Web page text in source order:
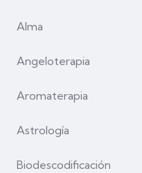
Alma
Angeloterapia
Aromaterapia
Astrología
Biodescodificación